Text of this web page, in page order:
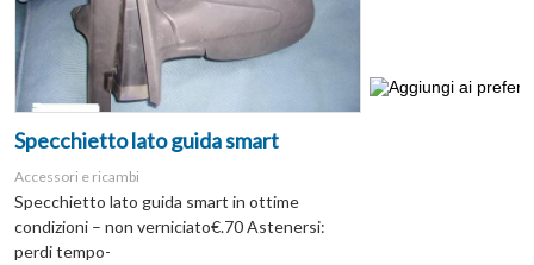
Specchietto lato guida smart
Accessori e ricambi
Specchietto lato guida smart in ottime
condizioni – non verniciato€.70 Astenersi:
perdi tempo-